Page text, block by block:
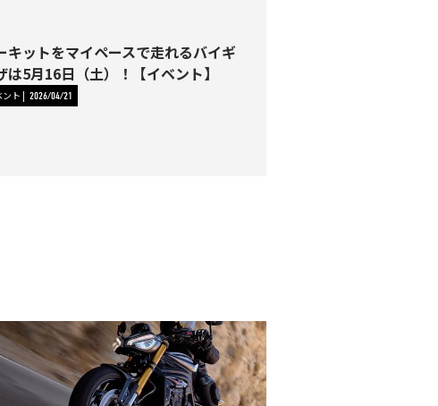
キットをマイペースで走れるバイギ
は5月16日（土）！【イベント】
ント 2026/04/21